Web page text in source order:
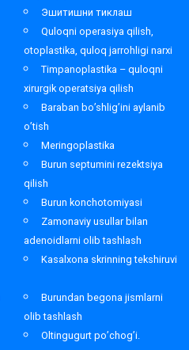
Эшитишни тиклаш
Quloqni operasiya qilish,
otoplastika, quloq jarrohligi narxi
Timpanoplastika – quloqni
xirurgik operatsiya qilish
Baraban bo’shlig’ini aylanib
o’tish
Meringoplastika
Burun septumini rezektsiya
qilish
Burun konchotomiyasi
Zamonaviy usullar bilan
adenoidlarni olib tashlash
Kasalxona skrinning tekshiruvi
Burundan begona jismlarni
olib tashlash
Oltingugurt po’chog’i.